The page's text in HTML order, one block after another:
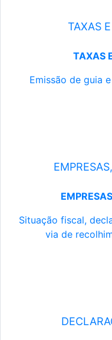
TAXAS
TAXAS
Emissão de guia
Situação fiscal,
via de